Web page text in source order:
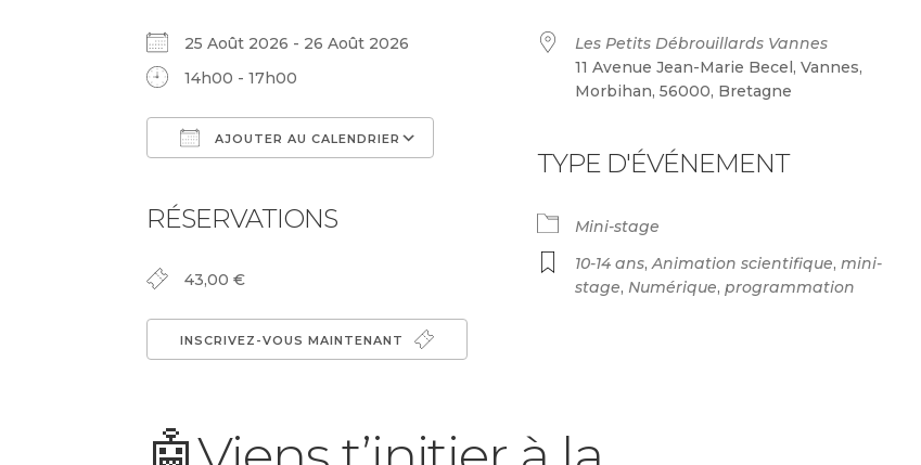
25 Août 2026 - 26 Août 2026
14h00 - 17h00
AJOUTER AU CALENDRIER
Calendrier Google iCalendar
RÉSERVATIONS
43,00 €
INSCRIVEZ-VOUS MAINTENANT
Les Petits Débrouillards Vannes
11 Avenue Jean-Marie Becel, Vannes,
Morbihan, 56000, Bretagne
TYPE D'ÉVÉNEMENT
Mini-stage
10-14 ans,Animation scientifique, mini-
stage, Numérique, programmation